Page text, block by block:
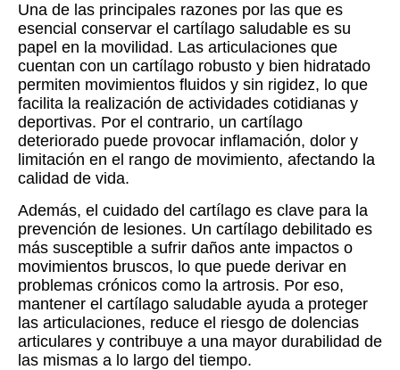
Una de las principales razones por las que es
esencial conservar el cartílago saludable es su
papel en la movilidad. Las articulaciones que
cuentan con un cartílago robusto y bien hidratado
permiten movimientos fluidos y sin rigidez, lo que
facilita la realización de actividades cotidianas y
deportivas. Por el contrario, un cartílago
deteriorado puede provocar inflamación, dolor y
limitación en el rango de movimiento, afectando la
calidad de vida.
Además, el cuidado del cartílago es clave para la
prevención de lesiones. Un cartílago debilitado es
más susceptible a sufrir daños ante impactos o
movimientos bruscos, lo que puede derivar en
problemas crónicos como la artrosis. Por eso,
mantener el cartílago saludable ayuda a proteger
las articulaciones, reduce el riesgo de dolencias
articulares y contribuye a una mayor durabilidad de
las mismas a lo largo del tiempo.